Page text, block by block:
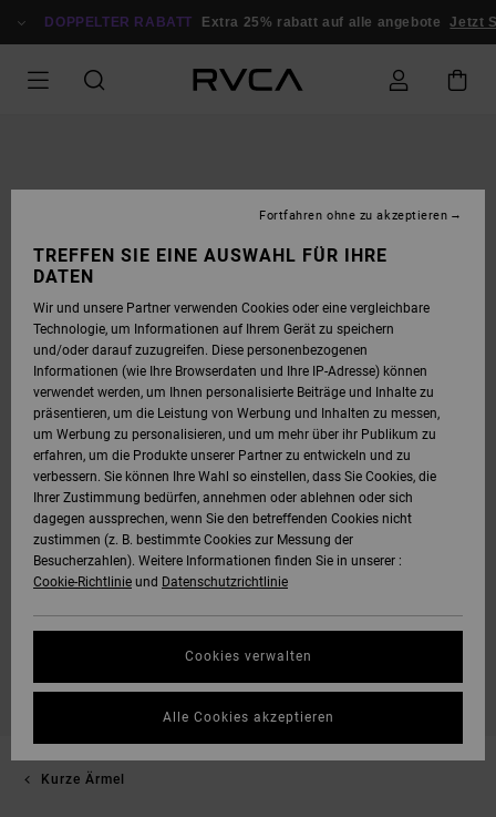
ZUR
DOPPELTER RABATT Extra 25% rabatt auf alle angebote Jetzt
Kurze Ärmel
TREFFEN SIE EINE AUSWAHL FÜR IHRE
DATEN
Wir und unsere Partner verwenden Cookies oder eine vergleichbare
Technologie, um Informationen auf Ihrem Gerät zu speichern
und/oder darauf zuzugreifen. Diese personenbezogenen
Informationen (wie Ihre Browserdaten und Ihre IP-Adresse) können
verwendet werden, um Ihnen personalisierte Beiträge und Inhalte zu
präsentieren, um die Leistung von Werbung und Inhalten zu messen,
um Werbung zu personalisieren, und um mehr über ihr Publikum zu
erfahren, um die Produkte unserer Partner zu entwickeln und zu
verbessern. Sie können Ihre Wahl so einstellen, dass Sie Cookies, die
Ihrer Zustimmung bedürfen, annehmen oder ablehnen oder sich
dagegen aussprechen, wenn Sie den betreffenden Cookies nicht
zustimmen (z. B. bestimmte Cookies zur Messung der
Besucherzahlen). Weitere Informationen finden Sie in unserer :
Cookie-Richtlinie und Datenschutzrichtlinie
Cookies verwalten
Fortfahren ohne zu akzeptieren
Alle Cookies akzeptieren